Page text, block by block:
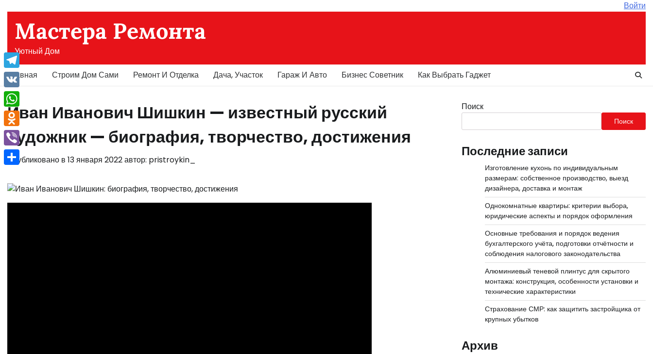
содержимому
Войти
Мастера Ремонта
Уютный Дом
Главная Строим Дом Сами Ремонт И Отделка Дача, Участок Гараж И Авто Бизнес Советник Как Выбрать Гаджет
Иван Иванович Шишкин — известный русский
художник — биография, творчество, достижения
Опубликовано в 13 января 2022автор: pristroykin_
Поиск
Поиск
Последние записи
Изготовление кухонь по индивидуальным
размерам: собственное производство, выезд
дизайнера, доставка и монтаж
Однокомнатные квартиры: критерии выбора,
юридические аспекты и порядок оформления
Основные требования и порядок ведения
бухгалтерского учёта, подготовки отчётности и
соблюдения налогового законодательства
Алюминиевый теневой плинтус для скрытого
монтажа: конструкция, особенности установки и
технические характеристики
Страхование СМР: как защитить застройщика от
крупных убытков
Архив
Telegram
VK
WhatsApp
Odnoklassniki
Viber